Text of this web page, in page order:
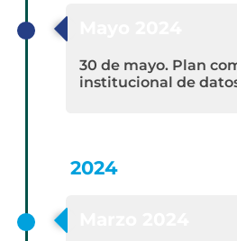
30 de mayo. Plan
institucional de
2024